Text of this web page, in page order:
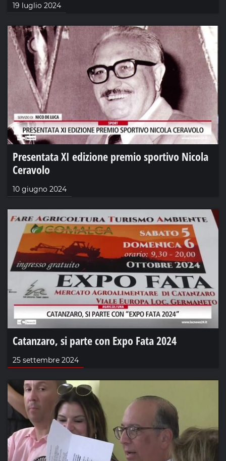
19 luglio 2024
Presentata XI edizione premio sportivo Nicola
Ceravolo
10 giugno 2024
Catanzaro, si parte con Expo Fata 2024
25 settembre 2024